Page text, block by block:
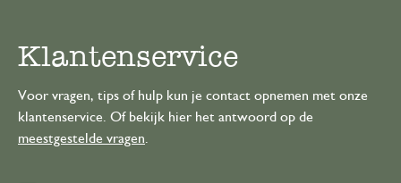
Klantenservice
Voor vragen, tips of hulp kun je contact opnemen met onze
klantenservice. Of bekijk hier het antwoord op de
meestgestelde vragen